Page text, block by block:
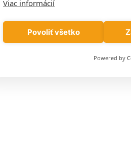
potom šíri veľmi zle,
Viac informácií
Povoliť všetko
Powered by